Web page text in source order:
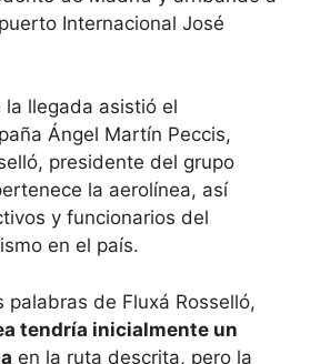
Internacional José
llegada asistió el
Ángel Martín Peccis,
presidente del grupo
la aerolínea, así
y funcionarios del
en el país.
palabras de Fluxá Rosselló,
tendría inicialmente un
en la ruta descrita, pero la